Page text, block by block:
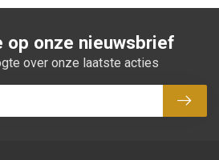
op onze nieuwsbrief
over onze laatste acties